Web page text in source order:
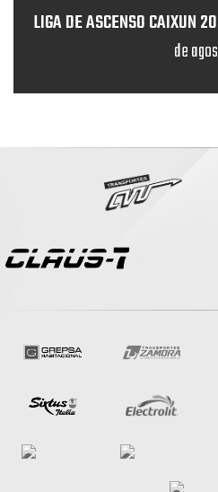
LIGA DE ASCENSO CAIXUN
de